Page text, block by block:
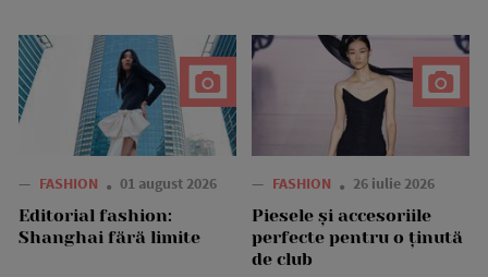
— FASHION 01 august 2026
Editorial fashion:
Shanghai fără limite
— FASHION 26 iulie 2026
Piesele și accesoriile
perfecte pentru o ținută
de club